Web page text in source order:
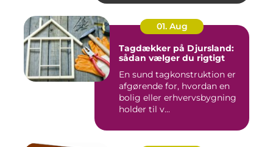
01. Aug
Tagdækker på Djursland:
sådan vælger du rigtigt
En sund tagkonstruktion er
afgørende for, hvordan en
bolig eller erhvervsbygning
holder til v...